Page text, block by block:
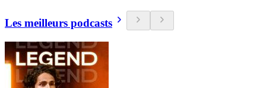
Les meilleurs podcasts